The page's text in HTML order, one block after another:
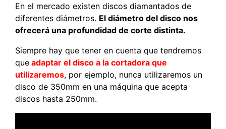
En el mercado existen discos diamantados de
diferentes diámetros. El diámetro del disco nos
ofrecerá una profundidad de corte distinta.
Siempre hay que tener en cuenta que tendremos
que adaptar el disco a la cortadora que
utilizaremos, por ejemplo, nunca utilizaremos un
disco de 350mm en una máquina que acepta
discos hasta 250mm.